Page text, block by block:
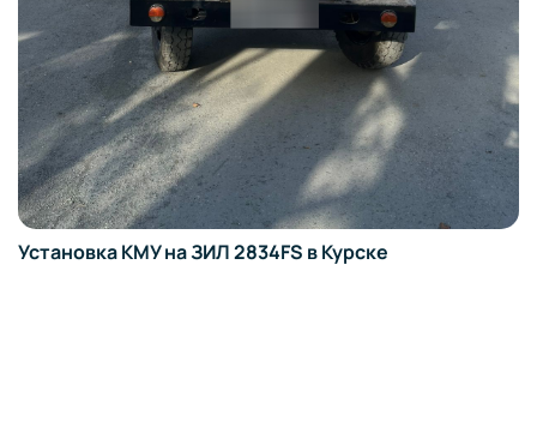
Установка КМУ на ЗИЛ 2834FS в Курске